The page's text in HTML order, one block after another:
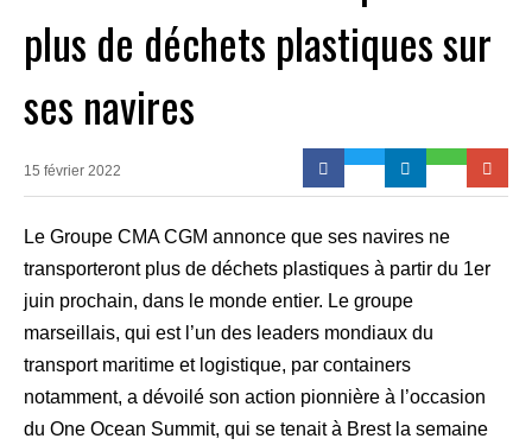
plus de déchets plastiques sur
ses navires
15 février 2022
Le Groupe CMA CGM annonce que ses navires ne
transporteront plus de déchets plastiques à partir du 1er
juin prochain, dans le monde entier. Le groupe
marseillais, qui est l’un des leaders mondiaux du
transport maritime et logistique, par containers
notamment, a dévoilé son action pionnière à l’occasion
du One Ocean Summit, qui se tenait à Brest la semaine